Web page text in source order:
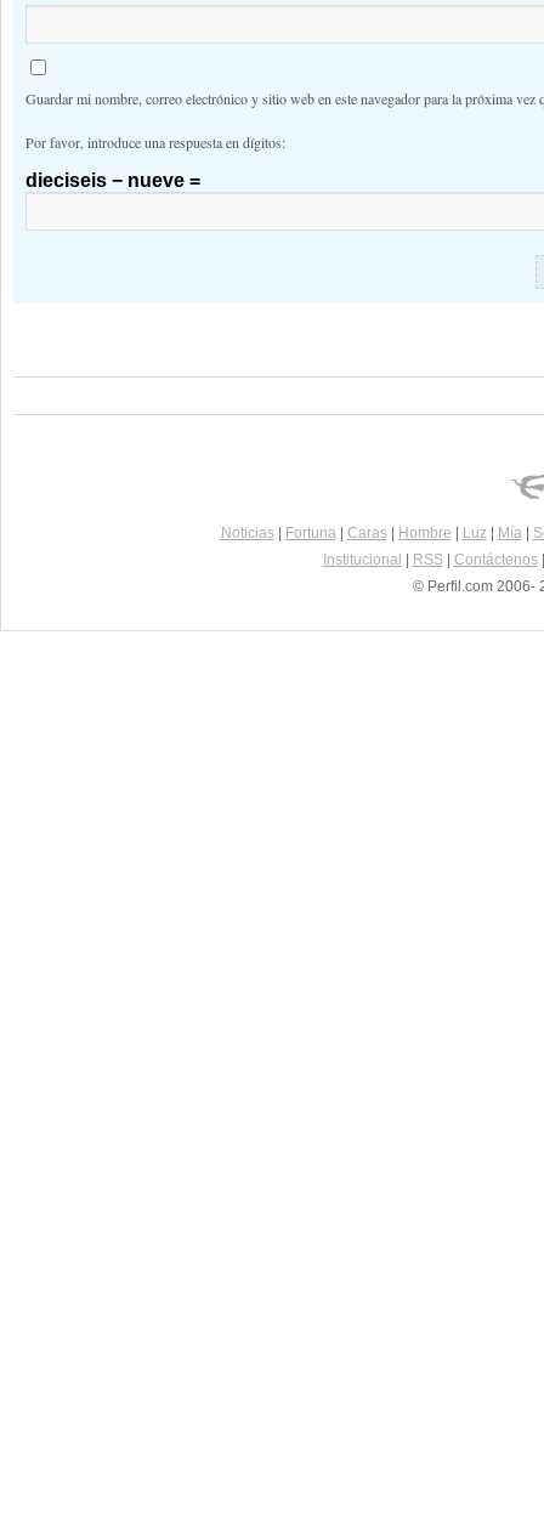
Guardar mi nombre, correo electrónico y sitio web en este navegador para la próxima vez
Por favor, introduce una respuesta en dígitos:
dieciseis − nueve =
Noticias| Fortuna| Caras| Hombre Luz| Mía|
Institucional
RSS| Contáctenos
© Perfil.com 2006-